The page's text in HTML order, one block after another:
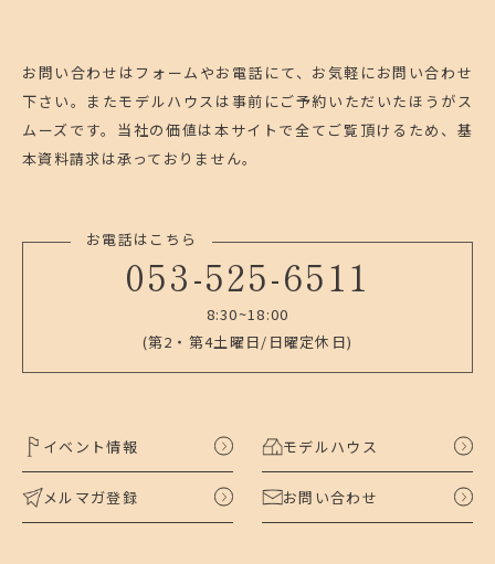
お問い合わせはフォームやお電話にて、お気軽にお問い合わせ
下さい。 またモデルハウスは事前にご予約いただいたほうがス
ムーズです。 当社の価値は本サイトで全てご覧頂けるため、基
本資料請求は承っておりません。
お電話はこちら
053-525-6511
8:30~18:00
(第2・第4土曜日/日曜定休日)
イベント情報 モデルハウス
メルマガ登録 お問い合わせ